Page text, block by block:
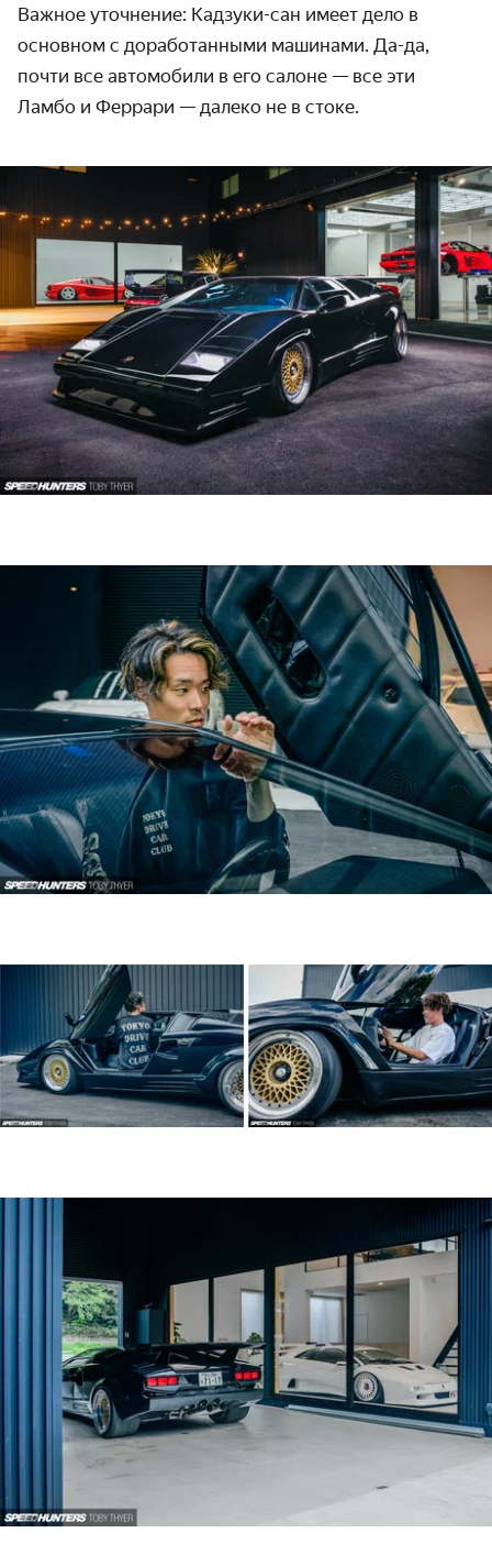
Важное уточнение: Кадзуки-сан имеет дело в
основном с доработанными машинами. Да-да,
почти все автомобили в его салоне — все эти
Ламбо и Феррари — далеко не в стоке.